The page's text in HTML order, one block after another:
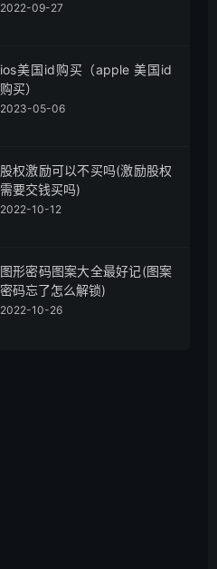
2022-09-27
ios美国id购买（apple 美国id
购买）
2023-05-06
股权激励可以不买吗(激励股权
需要交钱买吗)
2022-10-12
图形密码图案大全最好记(图案
密码忘了怎么解锁)
2022-10-26